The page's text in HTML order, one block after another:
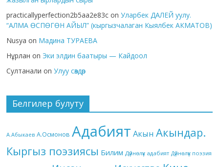
practicallyperfection2b5aa2e83c onУларбек ДАЛЕЙ уулу.
“АЛМА ӨСПӨГӨН АЙЫЛ” (кыргызчалаган Кыялбек АКМАТОВ)
Nusya on Мадина ТУРАЕВА
Нұрлан on Эки элдин баатыры — Кайдоол
Султанали onУлуу сөздөр
Белгилер булуту
А.Абыкаев А.Осмонов Адабият Акын Акындар.
Кыргыз поэзиясы Билим Дүйнөлүк адабият Дүйнөлүк поэзия